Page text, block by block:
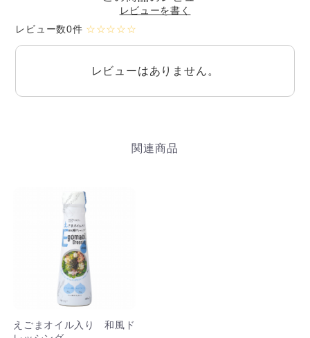
レビューを書く
レビュー数0件 ☆☆☆☆☆
レビューはありません。
えごまオイル入り 和風ド